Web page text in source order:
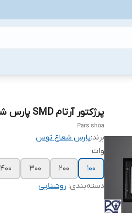
پرژکتور آرتام SMD پارس شعاع توس
Pars shoa
برند:پارس شعاع توس
وات
۱۰۰
۲۰۰ ۳۰۰ ۴۰۰
دسته‌بندی: روشنایی